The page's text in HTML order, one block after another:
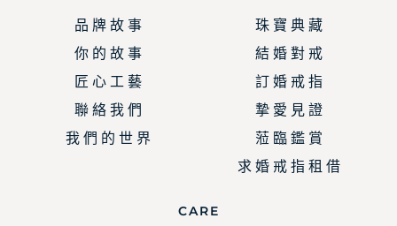
品 牌 故 事
你 的 故 事
匠 心 工 藝
聯 絡 我 們
我 們 的 世 界
珠 寶 典 藏
結 婚 對 戒
訂 婚 戒 指
摯 愛 見 證
蒞 臨 鑑 賞
求 婚 戒 指 租 借
CARE